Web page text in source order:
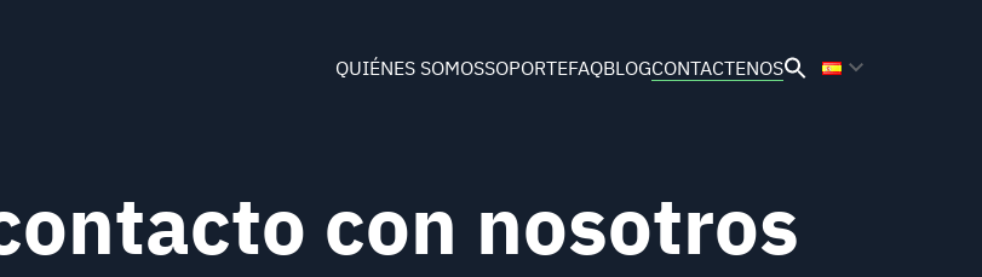
QUIÉNES SOMOSSOPORTEFAQBLOGCONTACTENOS
Buscar:
con nosotros